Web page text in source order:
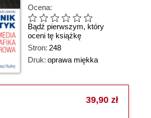
Ocena:
Bądź pierwszym, który
oceni tę książkę
Stron: 248
Druk: oprawa miękka
39,90 zł